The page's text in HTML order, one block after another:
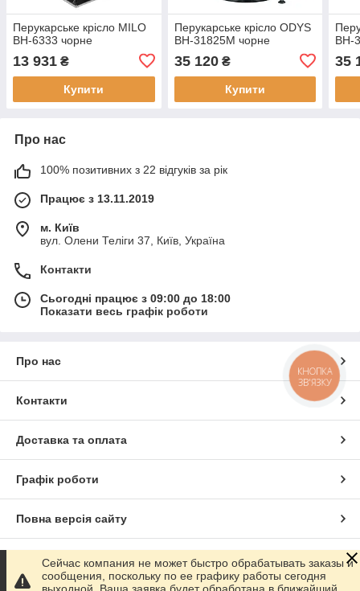
Перукарське крісло MILO
BH-6333 чорне
13 931 ₴
Купити
Перукарське крісло ODYS
BH-31825M чорне
35 120₴
Купити
BH-
35
Про нас
100% позитивних з 22 відгуків за рік
Працює з 13.11.2019
м. Київ
вул. Олени Теліги 37, Київ, Україна
Контакти
Сьогодні працює з 09:00 до 18:00
Показати весь графік роботи
Про нас
Контакти
Доставка та оплата
Графік роботи
Повна версія сайту
Сайт створено на маркетплейсі Prom.ua
Сейчас компания не может быстро обрабатывать заказы и
сообщения, поскольку по ее графику работы сегодня
КНОПКА
ЗВ'ЯЗКУ